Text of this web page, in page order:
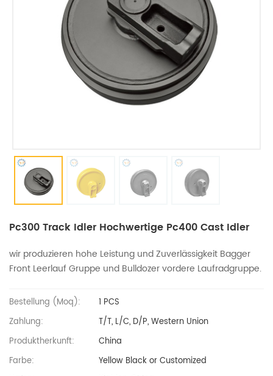
Pc300 Track Idler Hochwertige Pc400 Cast Idler
wir produzieren hohe Leistung und Zuverlässigkeit Bagger
Front Leerlauf Gruppe und Bulldozer vordere Laufradgruppe.
Bestellung (moq):
1 PCS
Zahlung:
T/T, L/C, D/P, Western Union
Produktherkunft:
China
Farbe:
Yellow Black or Customized